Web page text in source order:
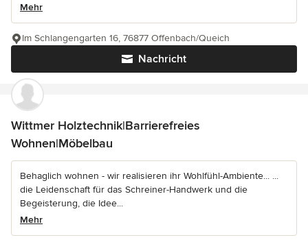
Mehr
Nachricht
Im Schlangengarten 16, 76877 Offenbach/Queich
Wittmer Holztechnik|Barrierefreies
Wohnen|Möbelbau
Behaglich wohnen - wir realisieren ihr Wohlfühl-Ambiente... ...
die Leidenschaft für das Schreiner-Handwerk und die
Begeisterung, die Idee...
Mehr